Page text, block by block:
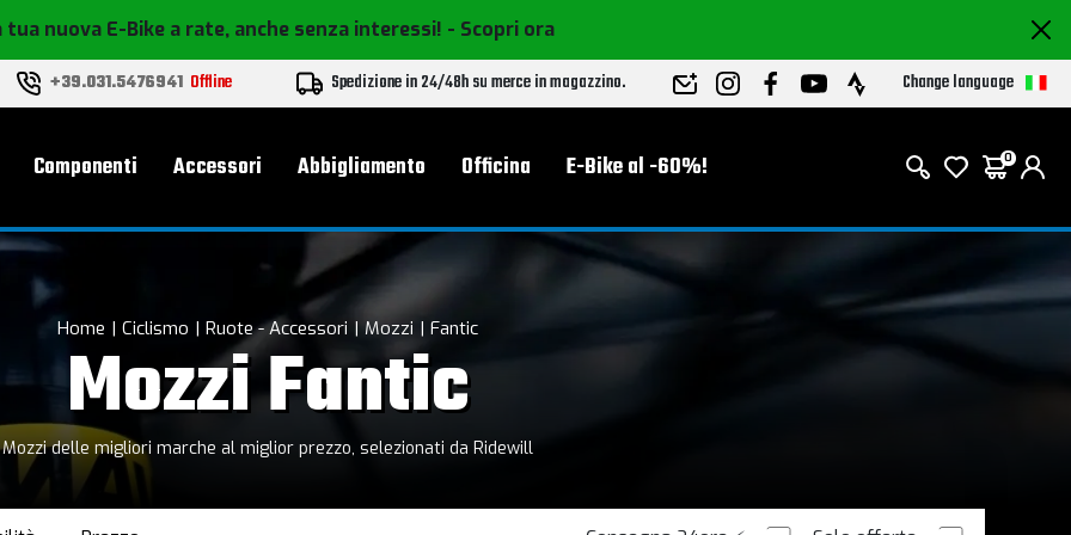
tua nuova E-Bike a rate, anche senza interessi! - Scopri ora
+39.031.5476941 Offline Spedizione in 24/48h su merce in magazzino. Change language
Componenti Accessori Abbigliamento Officina E-Bike al -60%! 0
Home Ciclismo Ruote - Accessori Mozzi Fantic
Mozzi Fantic
Mozzi delle migliori marche al miglior prezzo, selezionati da Ridewill